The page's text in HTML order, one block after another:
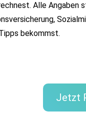
Alle
bekommst.
Jetzt